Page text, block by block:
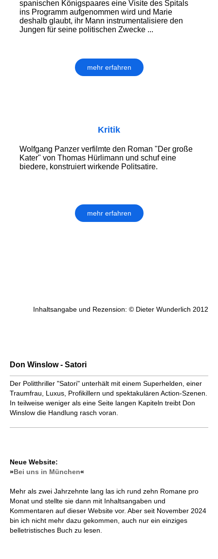
spanischen Königspaares eine Visite des Spitals
ins Programm aufgenommen wird und Marie
deshalb glaubt, ihr Mann instrumentalisiere den
Jungen für seine politischen Zwecke ...
mehr erfahren
Kritik
Wolfgang Panzer verfilmte den Roman "Der große
Kater" von Thomas Hürlimann und schuf eine
biedere, konstruiert wirkende Politsatire.
mehr erfahren
Inhaltsangabe und Rezension: © Dieter Wunderlich 2012
Don Winslow - Satori
Der Politthriller "Satori" unterhält mit einem Superhelden, einer
Traumfrau, Luxus, Profikillern und spektakulären Action-Szenen.
In teilweise weniger als eine Seite langen Kapiteln treibt Don
Winslow die Handlung rasch voran.
Neue Website:
»Bei uns in München«
Mehr als zwei Jahrzehnte lang las ich rund zehn Romane pro
Monat und stellte sie dann mit Inhaltsangaben und
Kommentaren auf dieser Website vor. Aber seit November 2024
bin ich nicht mehr dazu gekommen, auch nur ein einziges
belletristisches Buch zu lesen.